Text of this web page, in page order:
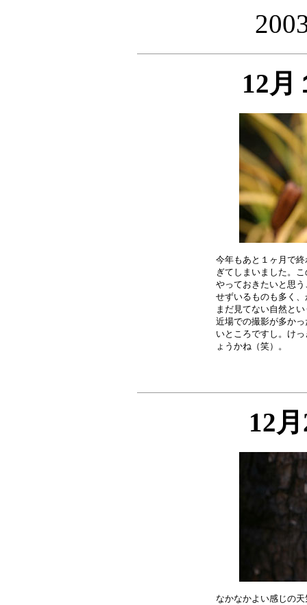
12月
今年もあと１ヶ月で
ぎてしまいました。
やっておきたいと思
せずいるものも多く
まだ見てない自然と
近場での撮影が多か
いところですし。け
12
なかなかよい感じの